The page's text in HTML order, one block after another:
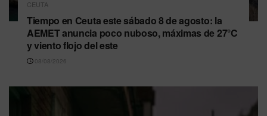
CEUTA
Tiempo en Ceuta este sábado 8 de agosto: la
AEMET anuncia poco nuboso, máximas de 27°C
y viento flojo del este
08/08/2026